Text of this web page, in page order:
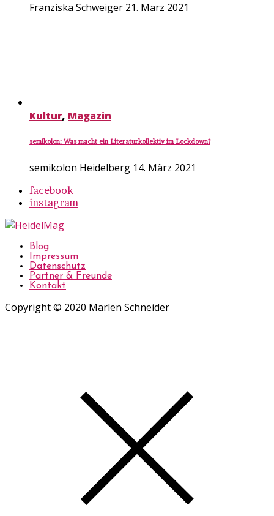
Franziska Schweiger 21. März 2021
Kultur, Magazin
semikolon: Was macht ein Literaturkollektiv im Lockdown?
semikolon Heidelberg 14. März 2021
facebook
instagram
Blog
Impressum
Datenschutz
Partner & Freunde
Kontakt
Copyright © 2020 Marlen Schneider